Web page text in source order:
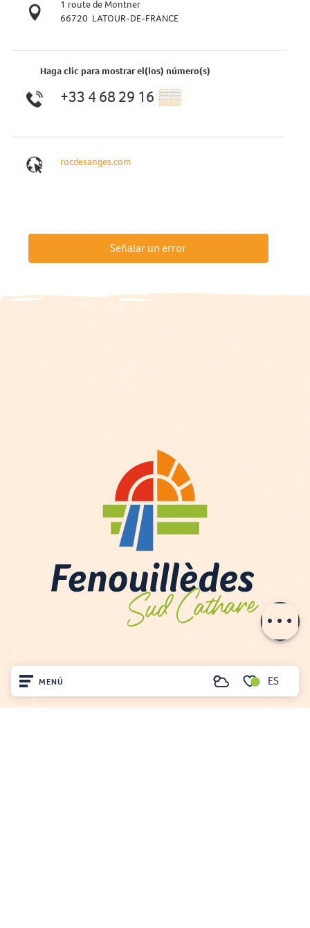
MENÚ
Voir les favoris
Buscar ES
Aperturas
Contactar por
e-mail
1 route de Montner
66720 LATOUR-DE-FRANCE
Haga clic para mostrar el(los) número(s)
+33 4 68 29 16 ▒▒
rocdesanges.com
Señalar un error